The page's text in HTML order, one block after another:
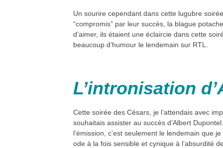
Un sourire cependant dans cette lugubre
“compromis” par leur succès, la blague
d’aimer, ils étaient une éclaircie dans cette
beaucoup d’humour le lendemain sur RTL.
L’intronisation
Cette soirée des Césars, je l’attendais avec
souhaitais assister au succès d’Albert
l’émission, c’est seulement le lendemain que
ode à la fois sensible et cynique à l’absurdité